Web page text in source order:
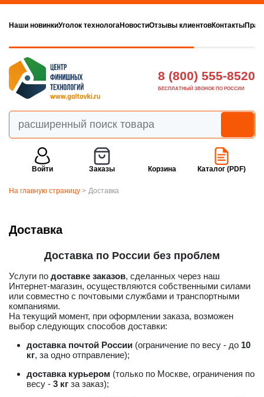
Наши новинкиУголок технологаНовостиОтзывы клиентовКонтакты
8 (800) 555-8520
БЕСПЛАТНЫЙ ЗВОНОК ПО РОССИИ
Войти Заказы Корзина Каталог (PDF)
На главную страницу > Доставка
Доставка
Доставка по России без проблем
Услуги по доставке заказов, сделанных через наш
Интернет-магазин, осуществляются собственными силами
или совместно с почтовыми службами и транспортными
компаниями.
На текущий момент, при оформлении заказа, возможен
выбор следующих способов доставки:
доставка почтой России (ограничение по весу - до 10
кг, за одно отправление);
доставка курьером (только по Москве, ограничения по
весу - 3 кг за заказ);